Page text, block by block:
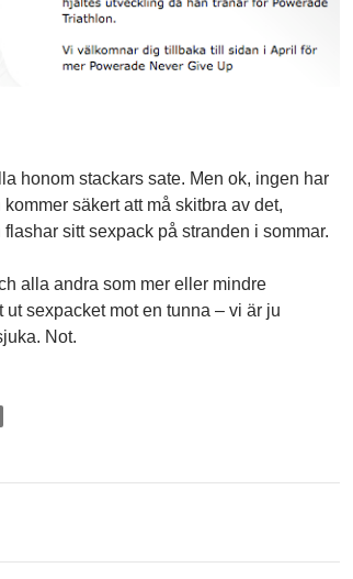
honom stackars sate. Men ok, ingen har
säkert att må skitbra av det,
sitt sexpack på stranden i sommar.
alla andra som mer eller mindre
ut sexpacket mot en tunna – vi är ju
Not.